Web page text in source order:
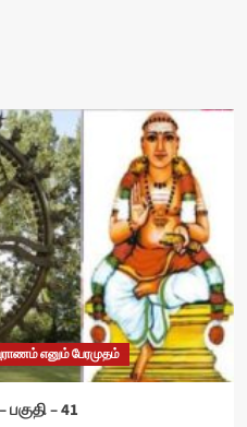
எனும் பேரமுதம்
– 41